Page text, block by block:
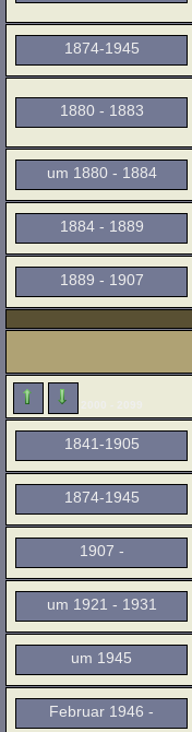
1874-1945
1880 - 1883
um 1880 - 1884
1884 - 1889
1889 - 1907
1841-1905
1874-1945
1907 -
um 1921 - 1931
um 1945
Februar 1946 -